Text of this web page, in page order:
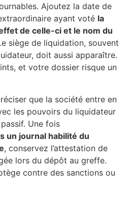
Ajoutez la date de
ayant voté la
de celle-ci et le nom du
siège de liquidation, souvent
doit aussi apparaître.
et votre dossier risque un
que la société entre en
les pouvoirs du liquidateur
Une fois
un journal habilité du
, conservez l’attestation de
lors du dépôt au greffe.
contre des sanctions ou